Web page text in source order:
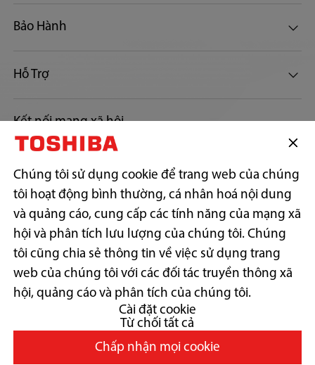
Bảo Hành
Hỗ Trợ
Kết nối mạng xã hội
CÔNG TY TNHH SẢN PHẨM TIÊU DÙNG TOSHIBA VIỆT NAM
Địa chỉ trụ sở: Số 12, Đường 15, Khu phố 13, Phường Linh Xuân,
Thành phố Hồ Chí Minh.
Địa chỉ liên hệ: Lầu 17, P.1702, Tòa nhà Centec Tower, 72-74 Nguyễn
Thị Minh Khai, Phường Xuân Hòa, Thành phố Hồ Chí Minh.
Điện thoại: (+84)-028-38.242.818 | Fax: (+84)-028-38.242.817
ngày 17/11/2006
Copyright© 2026 Toshiba Vietnam Consumer Products Co., Ltd., All
Chúng tôi sử dụng cookie để trang web của chúng
tôi hoạt động bình thường, cá nhân hoá nội dung
và quảng cáo, cung cấp các tính năng của mạng xã
hội và phân tích lưu lượng của chúng tôi. Chúng
tôi cũng chia sẻ thông tin về việc sử dụng trang
web của chúng tôi với các đối tác truyền thông xã
hội, quảng cáo và phân tích của chúng tôi.
Cài đặt cookie
Từ chối tất cả
Chấp nhận mọi cookie